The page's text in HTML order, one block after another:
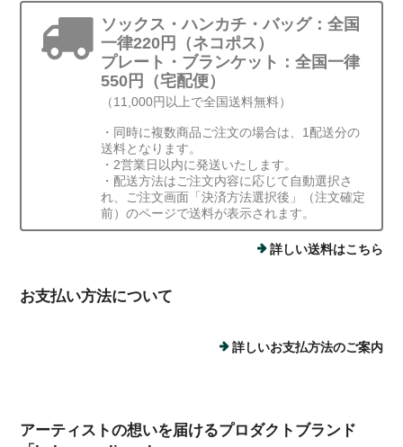
ソックス・ハンカチ・バッグ：全国
一律220円（ネコポス）
プレート・ブランケット：全国一律
550円（宅配便）
（11,000円以上で全国送料無料）
・同時に複数商品ご注文の場合は、1配送分の
送料となります。
・2営業日以内に発送いたします。
・配送方法はご注文内容に応じて自動選択さ
れ、ご注文画面「決済方法選択後」（注文確定
前）のページで送料が表示されます。
詳しい送料はこちら
お支払い方法について
詳しいお支払方法のご案内
アーティストの想いを届けるプロダクトブランド